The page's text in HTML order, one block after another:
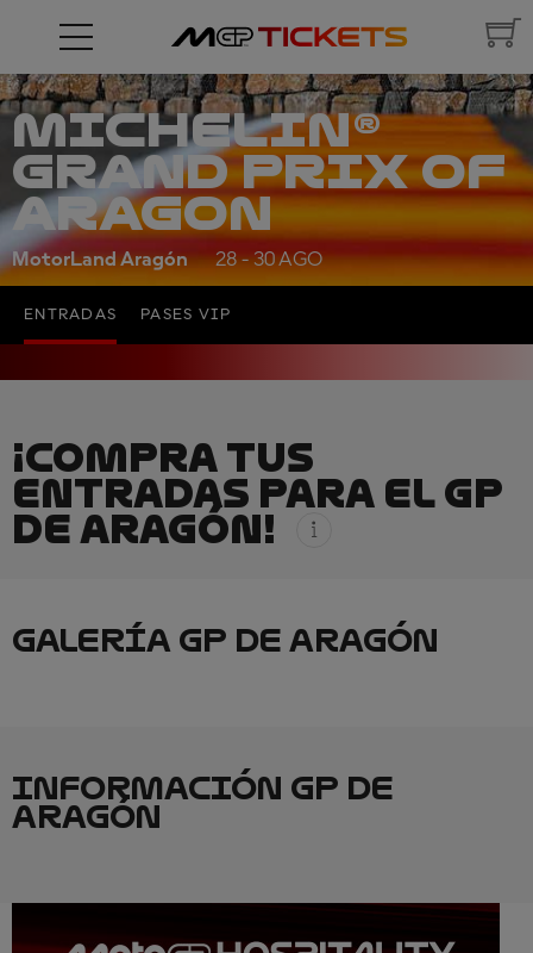
MICHELIN®
GRAND PRIX OF
ARAGON
MotorLand Aragón 28 - 30 AGO
ENTRADAS PASES VIP
¡COMPRA TUS
ENTRADAS PARA EL GP
DE ARAGÓN!
GALERÍA GP DE ARAGÓN
INFORMACIÓN GP DE
ARAGÓN